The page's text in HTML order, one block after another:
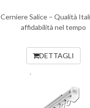
Cerniere Salice – Qualità
affidabilità nel tempo
DETTAGLI